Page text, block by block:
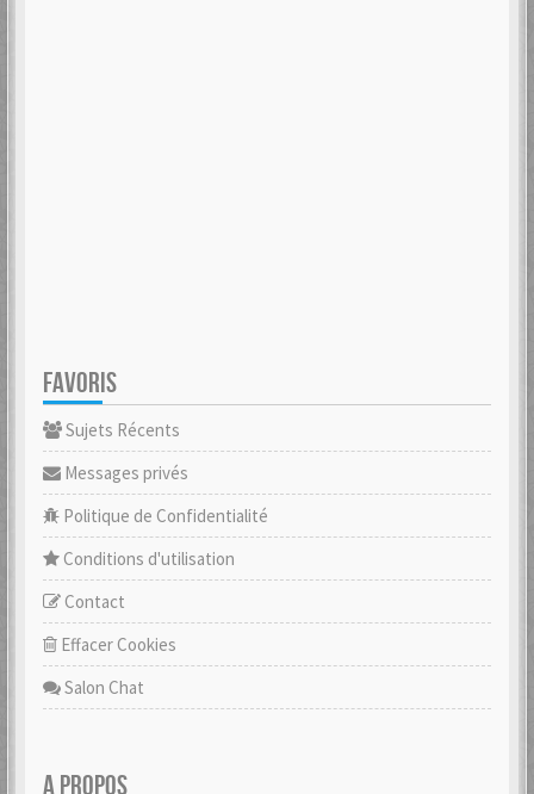
FAVORIS
Sujets Récents
Messages privés
Politique de Confidentialité
Conditions d'utilisation
Contact
Effacer Cookies
Salon Chat
A PROPOS